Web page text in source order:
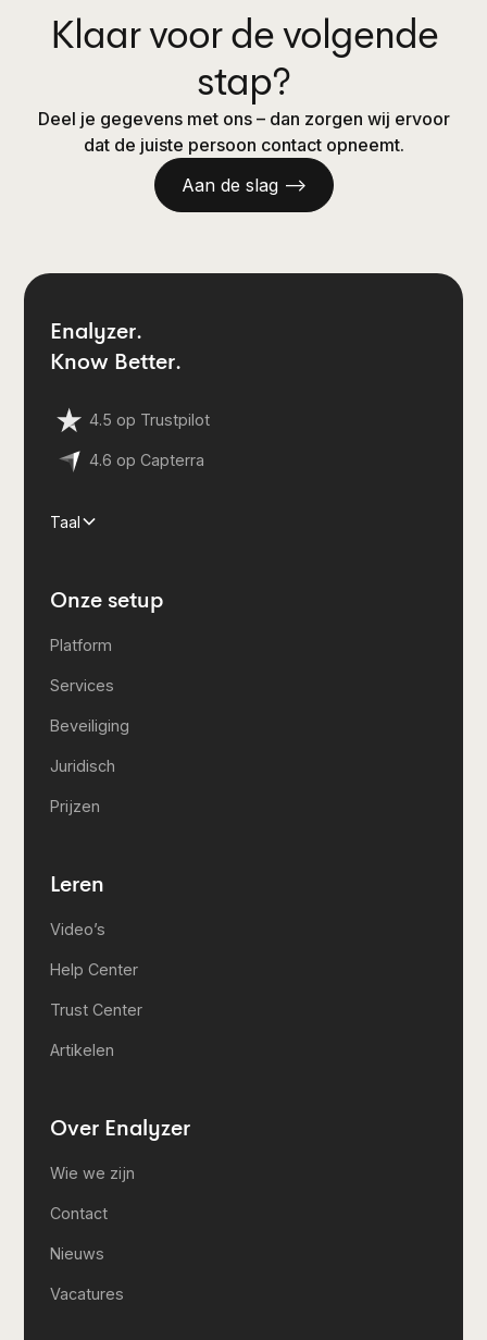
Klaar voor de volgende
stap?
Deel je gegevens met ons – dan zorgen wij ervoor
dat de juiste persoon contact opneemt.
Aan de slag —>
Enalyzer.
Know Better.
4.5 op Trustpilot
4.6 op Capterra
Taal
Onze setup
Platform
Services
Beveiliging
Juridisch
Prijzen
Leren
Video’s
Help Center
Trust Center
Artikelen
Over Enalyzer
Wie we zijn
Contact
Nieuws
Vacatures